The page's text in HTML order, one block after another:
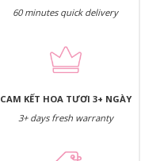
60 minutes quick delivery
CAM KẾT HOA TƯƠI 3+ NGÀY
3+ days fresh warranty